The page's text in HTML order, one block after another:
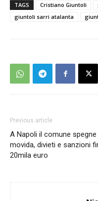
TAGS Cristiano Giuntoli
giuntoli sarri atalanta
Previous article
A Napoli il comune spegne
movida, divieti e sanzioni
20mila euro